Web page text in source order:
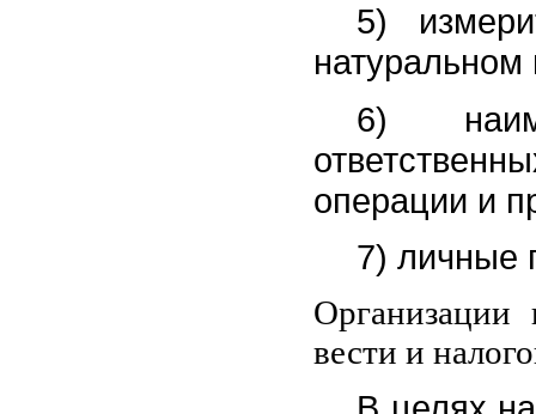
5)
6)
операции и
7) личные
Организации
вести и